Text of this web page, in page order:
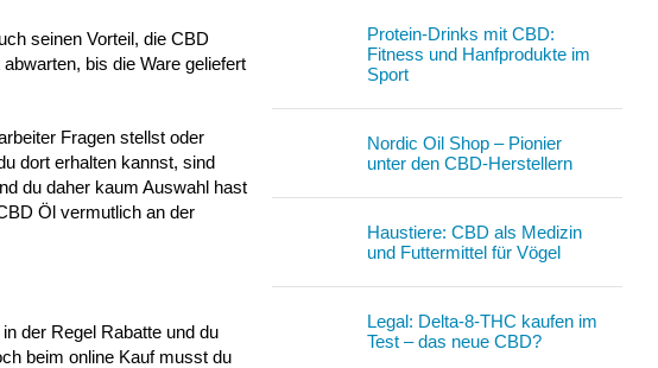
seinen Vorteil, die CBD
bis die Ware geliefert
Fragen stellst oder
dort erhalten kannst, sind
du daher kaum Auswahl hast
Öl vermutlich an der
der Regel Rabatte und du
beim online Kauf musst du
Protein-Drinks mit CBD:
Fitness und Hanfprodukte im
Sport
Nordic Oil Shop – Pionier
unter den CBD-Herstellern
Haustiere: CBD als Medizin
und Futtermittel für Vögel
Legal: Delta-8-THC kaufen im
Test – das neue CBD?